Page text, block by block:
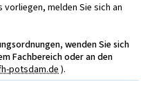
vorliegen, melden Sie sich an
wenden Sie sich
Fachbereich oder an den
potsdam.de).